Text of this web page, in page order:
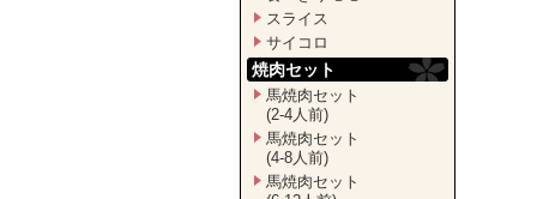
スライス
サイコロ
焼肉セット
馬焼肉セット
(2-4人前)
馬焼肉セット
(4-8人前)
馬焼肉セット